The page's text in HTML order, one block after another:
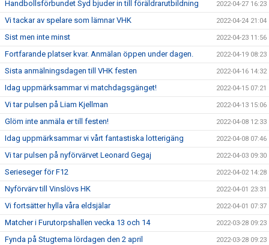
Handbollsförbundet Syd bjuder in till föräldrarutbildning 2022-04-27 16:23
Vi tackar av spelare som lämnar VHK 2022-04-24 21:04
Sist men inte minst 2022-04-23 11:56
Fortfarande platser kvar. Anmälan öppen under dagen. 2022-04-19 08:23
Sista anmälningsdagen till VHK festen 2022-04-16 14:32
Idag uppmärksammar vi matchdagsgänget! 2022-04-15 07:21
Vi tar pulsen på Liam Kjellman 2022-04-13 15:06
Glöm inte anmäla er till festen! 2022-04-08 12:33
Idag uppmärksammar vi vårt fantastiska lotterigäng 2022-04-08 07:46
Vi tar pulsen på nyförvärvet Leonard Gegaj 2022-04-03 09:30
Serieseger för F12 2022-04-02 14:28
Nyförvärv till Vinslövs HK 2022-04-01 23:31
Vi fortsätter hylla våra eldsjälar 2022-04-01 07:37
Matcher i Furutorpshallen vecka 13 och 14 2022-03-28 09:23
Fynda på Stugtema lördagen den 2 april 2022-03-28 09:23